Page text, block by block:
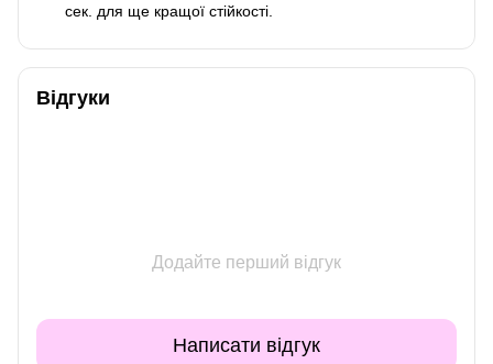
сек. для ще кращої стійкості.
Відгуки
Додайте перший відгук
Написати відгук